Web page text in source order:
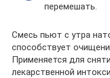
перемешать.
Смесь пьют с утра
способствует
Применяется для
лекарственной